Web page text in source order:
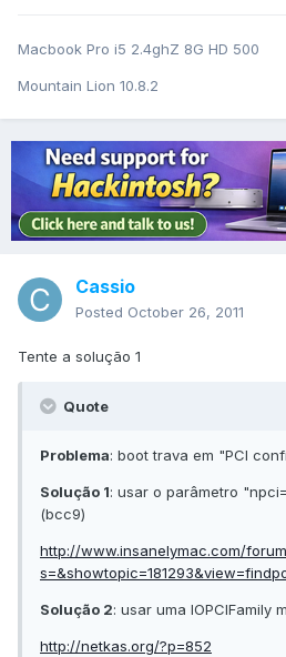
Macbook Pro i5 2.4ghZ 8G HD 500
Mountain Lion 10.8.2
Cassio
Posted October 26, 2011
Tente a solução 1
Quote
Problema: boot trava em "PCI
Solução 1: usar o parâmetro
(bcc9)
http://www.insanelymac.com/
Solução 2: usar uma IOPCIFamily
http://netkas.org/?p=852